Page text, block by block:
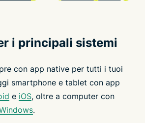
i principali sistemi
con app native per tutti i tuoi
smartphone e tablet con app
e iOS, oltre a computer con
.